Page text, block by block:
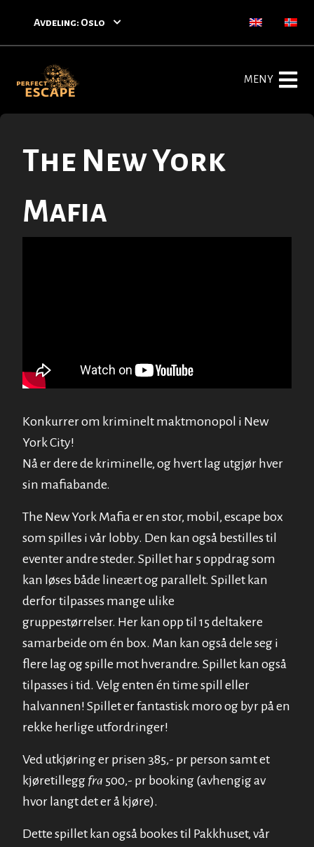
Avdeling: Oslo
MENY
The New York
Mafia
Konkurrer om kriminelt maktmonopol i New
York City!
Nå er dere de kriminelle, og hvert lag utgjør hver
sin mafiabande.
The New York Mafia er en stor, mobil, escape box
som spilles i vår lobby. Den kan også bestilles til
eventer andre steder. Spillet har 5 oppdrag som
kan løses både lineært og parallelt. Spillet kan
derfor tilpasses mange ulike
gruppestørrelser. Her kan opp til 15 deltakere
samarbeide om én box. Man kan også dele seg i
flere lag og spille mot hverandre. Spillet kan også
tilpasses i tid. Velg enten én time spill eller
halvannen! Spillet er fantastisk moro og byr på en
rekke herlige utfordringer!
Ved utkjøring er prisen 385,- pr person samt et
kjøretillegg fra 500,- pr booking (avhengig av
hvor langt det er å kjøre).
Dette spillet kan også bookes til Pakkhuset, vår